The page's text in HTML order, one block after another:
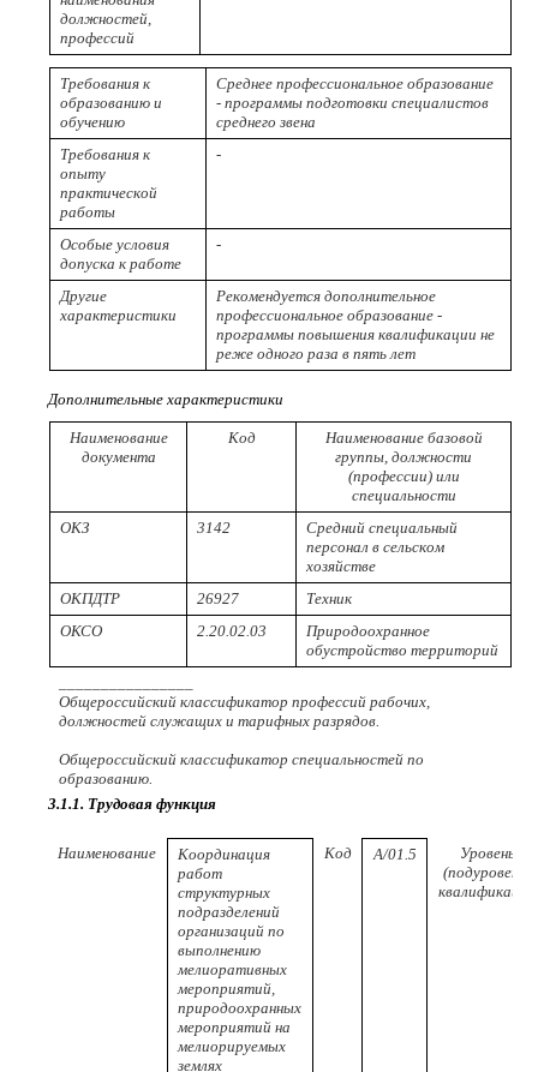
должностей,
профессий
Требования к
образованию и
обучению
Среднее профессиональное образование
- программы подготовки специалистов
среднего звена
Требования к
опыту
практической
работы
-
Особые условия
допуска к работе
-
Другие
характеристики
Рекомендуется дополнительное
профессиональное образование -
программы повышения квалификации не
реже одного раза в пять лет
Дополнительные характеристики
Наименование
документа
Код
Наименование базовой
группы, должности
(профессии) или
специальности
ОКЗ
3142
Средний специальный
персонал в сельском
хозяйстве
ОКПДТР
26927
Техник
ОКСО
2.20.02.03
Природоохранное
обустройство территорий
Общероссийский классификатор профессий рабочих,
должностей служащих и тарифных разрядов.
Общероссийский классификатор специальностей по
образованию.
3.1.1. Трудовая функция
Наименование
Координация
работ
структурных
подразделений
организаций по
выполнению
мелиоративных
мероприятий,
природоохранных
мероприятий на
мелиорируемых
землях
Код A/01.5
Уровень
(подуровень)
квалификации